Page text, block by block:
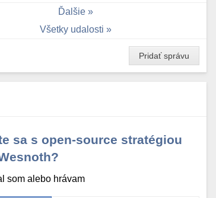
Ďalšie
Všetky udalosti
Pridať správu
sa s open-source stratégiou
som alebo hrávam